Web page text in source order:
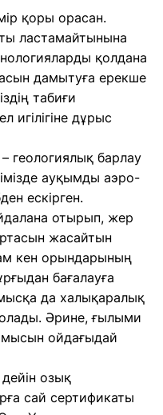
қоры орасан.
ластамайтынына
қолдана
дамытуға ерекше
табиғи
дұрыс
геологиялық барлау
ауқымды аэро-
ескірген.
отырып, жер
жасайтын
кен орындарының
бағалауға
да халықаралық
Әрине, ғылыми
ойдағыдай
озық
сай сертификаты